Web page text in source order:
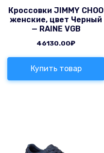
Кроссовки JIMMY CHOO
женские, цвет Черный
— RAINE VGB
46130.00₽
Купить товар